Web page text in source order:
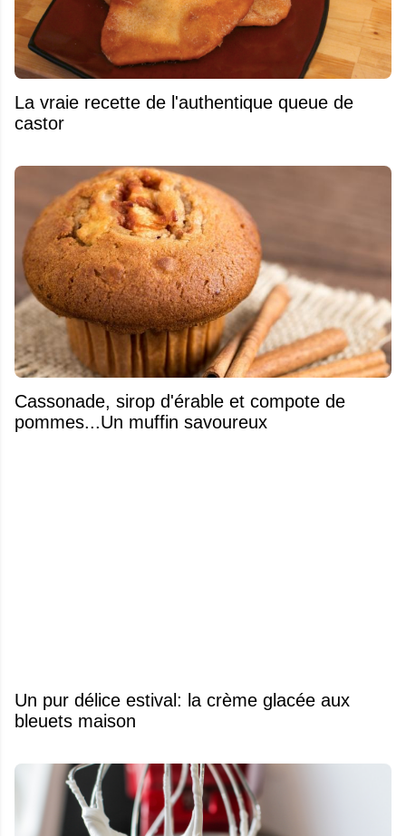
La vraie recette de l'authentique queue de
castor
​Cassonade, sirop d'érable et compote de
pommes...Un muffin savoureux
Un pur délice estival: la crème glacée aux
bleuets maison